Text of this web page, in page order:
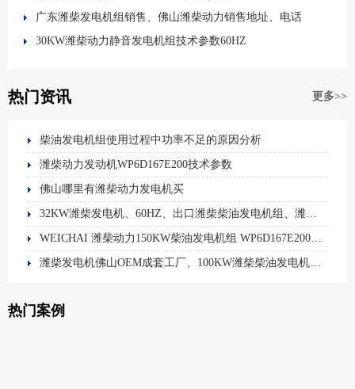
广东潍柴发电机组销售、佛山潍柴动力销售地址、电话
30KW潍柴动力静音发电机组技术参数60HZ
热门资讯 更多>>
柴油发电机组使用过程中功率不足的原因分析
潍柴动力发动机WP6D167E200技术参数
佛山哪里有潍柴动力发电机买
热门案例